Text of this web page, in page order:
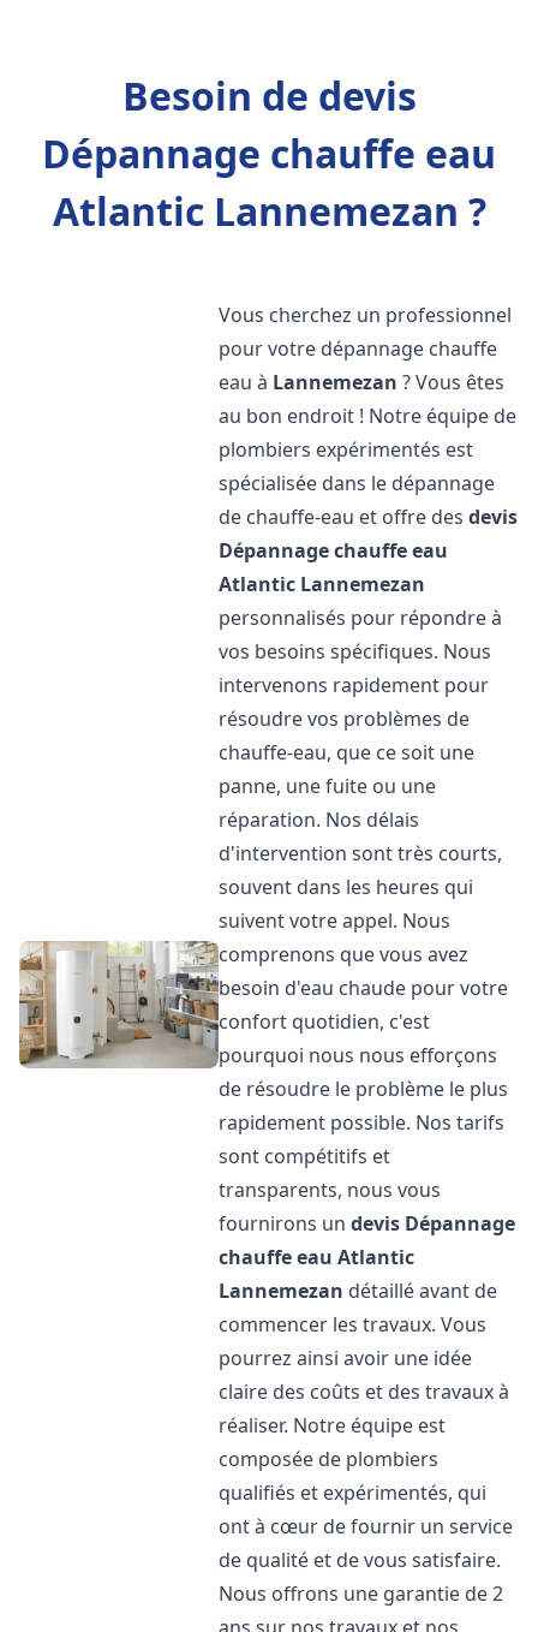
Besoin de devis
Dépannage chauffe eau
Atlantic Lannemezan ?
Vous cherchez un professionnel
pour votre dépannage chauffe
eau à Lannemezan ? Vous êtes
au bon endroit ! Notre équipe de
plombiers expérimentés est
spécialisée dans le dépannage
de chauffe-eau et offre desdevis
Dépannage chauffe eau
Atlantic Lannemezan
personnalisés pour répondre à
vos besoins spécifiques. Nous
intervenons rapidement pour
résoudre vos problèmes de
chauffe-eau, que ce soit une
panne, une fuite ou une
réparation. Nos délais
d'intervention sont très courts,
souvent dans les heures qui
suivent votre appel. Nous
comprenons que vous avez
besoin d'eau chaude pour votre
confort quotidien, c'est
pourquoi nous nous efforçons
de résoudre le problème le plus
rapidement possible. Nos tarifs
sont compétitifs et
transparents, nous vous
fournirons undevis Dépannage
chauffe eau Atlantic
Lannemezan détaillé avant de
commencer les travaux. Vous
pourrez ainsi avoir une idée
claire des coûts et des travaux à
réaliser. Notre équipe est
composée de plombiers
qualifiés et expérimentés, qui
ont à cœur de fournir un service
de qualité et de vous satisfaire.
Nous offrons une garantie de 2